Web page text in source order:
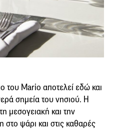
του Mario αποτελεί εδώ και
σημεία του νησιού. Η
μεσογειακή και την
στο ψάρι και στις καθαρές